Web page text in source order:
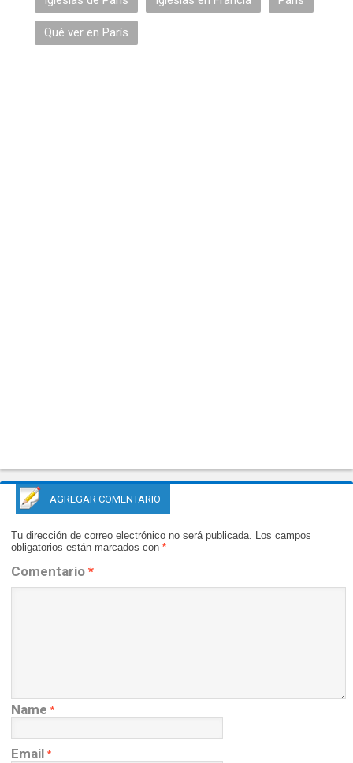
Qué ver en París
AGREGAR COMENTARIO
Tu dirección de correo electrónico no será publicada. Los campos
obligatorios están marcados con *
Comentario *
Name *
Email *